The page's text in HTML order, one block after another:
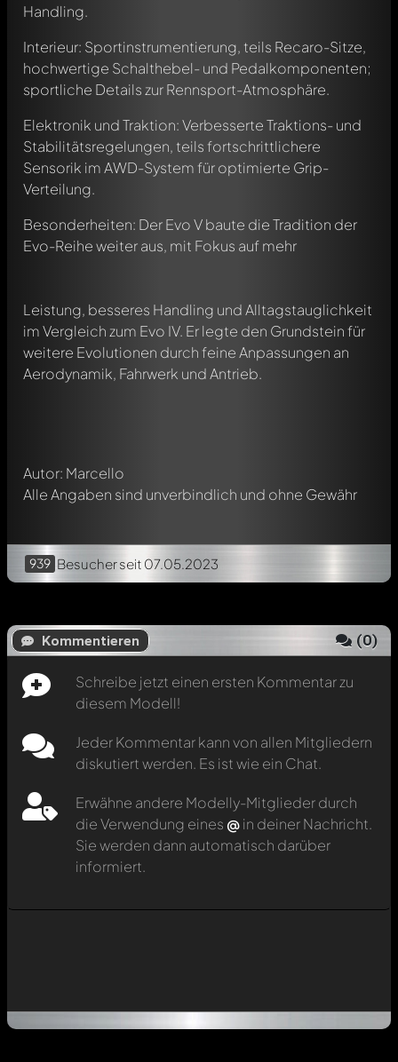
Handling.
Interieur: Sportinstrumentierung, teils Recaro-Sitze,
hochwertige Schalthebel- und Pedalkomponenten;
sportliche Details zur Rennsport-Atmosphäre.
Elektronik und Traktion: Verbesserte Traktions- und
Stabilitätsregelungen, teils fortschrittlichere
Sensorik im AWD-System für optimierte Grip-
Verteilung.
Besonderheiten: Der Evo V baute die Tradition der
Evo-Reihe weiter aus, mit Fokus auf mehr
Leistung, besseres Handling und Alltagstauglichkeit
im Vergleich zum Evo IV. Er legte den Grundstein für
weitere Evolutionen durch feine Anpassungen an
Aerodynamik, Fahrwerk und Antrieb.
Autor: Marcello
Alle Angaben sind unverbindlich und ohne Gewähr
939 Besucherseit 07.05.2023
Kommentieren (0)
Schreibe jetzt einen ersten Kommentar zu
diesem Modell!
Jeder Kommentar kann von allen Mitgliedern
diskutiert werden. Es ist wie ein Chat.
Erwähne andere Modelly-Mitglieder durch
die Verwendung eines @in deiner Nachricht.
Sie werden dann automatisch darüber
informiert.
Schreibe jetzt einen ersten Kommentar zu diesem Modell!
Jeder Kommentar kann von allen Mitgliedern diskutiert
werden. Es ist wie ein Chat.
Erwähne andere Modelly-Mitglieder durch die